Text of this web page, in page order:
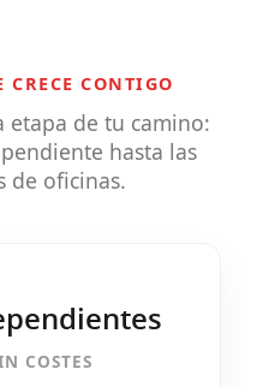
CRECE CONTIGO
etapa de tu camino:
hasta las
de oficinas.
COSTES